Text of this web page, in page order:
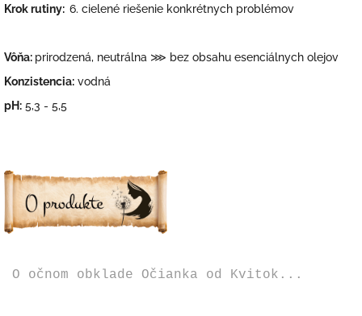
Krok rutiny: 6. cielené riešenie konkrétnych problémov
Vôňa: prirodzená, neutrálna ⋙ bez obsahu esenciálnych olejov
Konzistencia: vodná
pH: 5,3 - 5,5
O očnom obklade Očianka od Kvitok...